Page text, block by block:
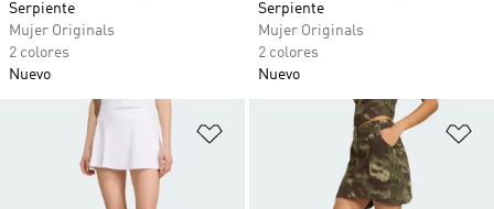
Serpiente
Mujer Originals
2 colores
Nuevo
Serpiente
Mujer Originals
2 colores
Nuevo
Añadir a la lista de deseos